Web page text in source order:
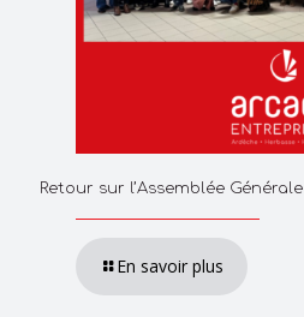
Retour sur l’Assemblée Générale
En savoir plus